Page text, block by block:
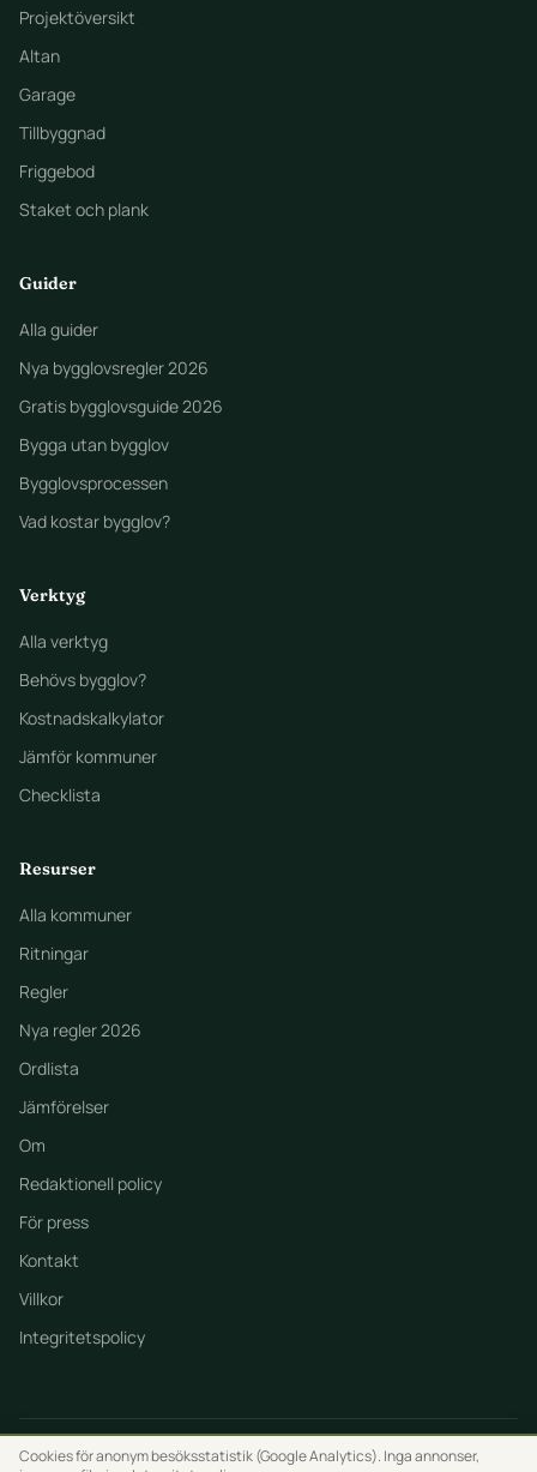
Projektöversikt
Altan
Garage
Tillbyggnad
Friggebod
Staket och plank
Guider
Alla guider
Nya bygglovsregler 2026
Gratis bygglovsguide 2026
Bygga utan bygglov
Bygglovsprocessen
Vad kostar bygglov?
Verktyg
Alla verktyg
Behövs bygglov?
Kostnadskalkylator
Jämför kommuner
Checklista
Resurser
Alla kommuner
Ritningar
Regler
Nya regler 2026
Ordlista
Jämförelser
Om
Redaktionell policy
För press
Kontakt
Villkor
Integritetspolicy
© 2026 Bygglo. Alla rättigheter förbehållna.
Cookies för anonym besöksstatistik (Google Analytics). Inga annonser,